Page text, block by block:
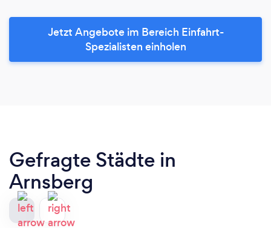
Jetzt Angebote im Bereich Einfahrt-
Spezialisten einholen
Gefragte Städte in
Arnsberg